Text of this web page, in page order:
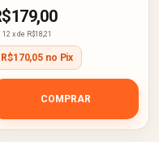
12 x de R$18,21
R$170,05 no Pix
COMPRAR